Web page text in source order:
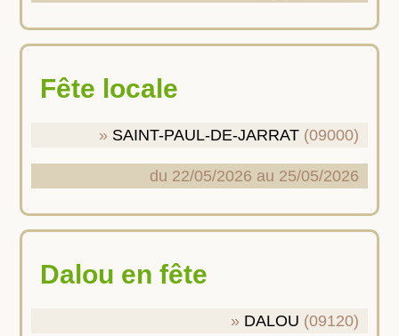
Fête locale
SAINT-PAUL-DE-JARRAT (09000)
du 22/05/2026 au 25/05/2026
Dalou en fête
DALOU (09120)